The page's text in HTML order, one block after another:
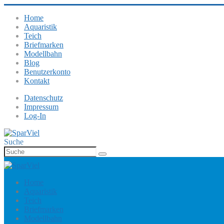
Home
Aquaristik
Teich
Briefmarken
Modellbahn
Blog
Benutzerkonto
Kontakt
Datenschutz
Impressum
Log-In
Suche
Home
Aquaristik
Teich
Briefmarken
Modellbahn